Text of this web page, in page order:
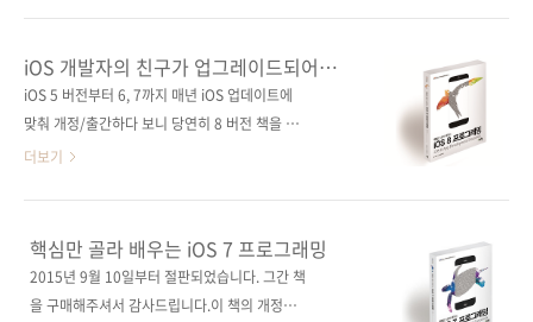
깊게'가 아니고 '쉽게, 더 쉽게'로 정했답니다. 왜
프로그래밍 언어를 다루는 분들이라면 절대 피
해야 할 책임을 힘주어 말씀드립니다. 제 말을
듣..
Development Essentials(원서 ISBN:
9781505586411)저자명 닐 스미스역자명 황
반석출판일 2015년 4월 17일페이지 892쪽시
(188*245*35)제 본 무선(soft cover)정 가
36,000원ISBN 979-11-85890-22-7 (93000)
야 모바일 프로그래밍 / iOS 관련 사이트■ 원출
판사..
iOS 개발자의 친구가 업그레이드되어
돌아왔습니다.
iOS 5 버전부터 6, 7까지 매년 iOS 업데이트에
맞춰 개정/출간하다 보니 당연히 8 버전 책을 기
다리는 분이 많았던 것 같습니다. 연초부터 개인
출간하려 했지만, 후반 작업이 다소 길어져 이제
서야 예약 판매 소식을 전하게 되었네요. 기다려
주신 분들에게 감사의 말씀을 드립니다. 표지에
더보기
핵심만 골라 배우는 iOS 7 프로그래밍
2015년 9월 10일부터 절판되었습니다. 그간 책
을 구매해주셔서 감사드립니다.이 책의 개정판